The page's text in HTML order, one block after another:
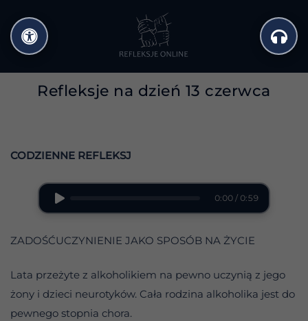
do
treści
Refleksje na dzień 13 czerwca
CODZIENNE REFLEKSJ
0:00 / 0:59
ZADOŚĆUCZYNIENIE JAKO SPOSÓB NA ŻYCIE
Lata przeżyte z alkoholikiem na pewno uczynią z jego
żony i dzieci neurotyków. Cała rodzina alkoholika jest do
pewnego stopnia chora.